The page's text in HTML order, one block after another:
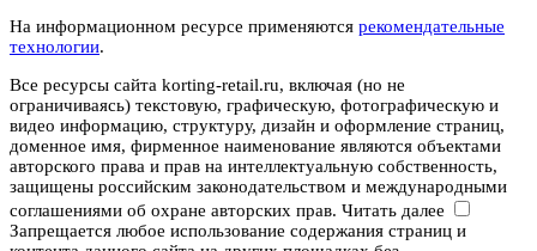
На информационном ресурсе применяются рекомендательные
технологии.
Все ресурсы сайта korting-retail.ru, включая (но не
ограничиваясь) текстовую, графическую, фотографическую и
видео информацию, структуру, дизайн и оформление страниц,
доменное имя, фирменное наименование являются объектами
авторского права и прав на интеллектуальную собственность,
защищены российским законодательством и международными
соглашениями об охране авторских прав. Читать далее
Запрещается любое использование содержания страниц и